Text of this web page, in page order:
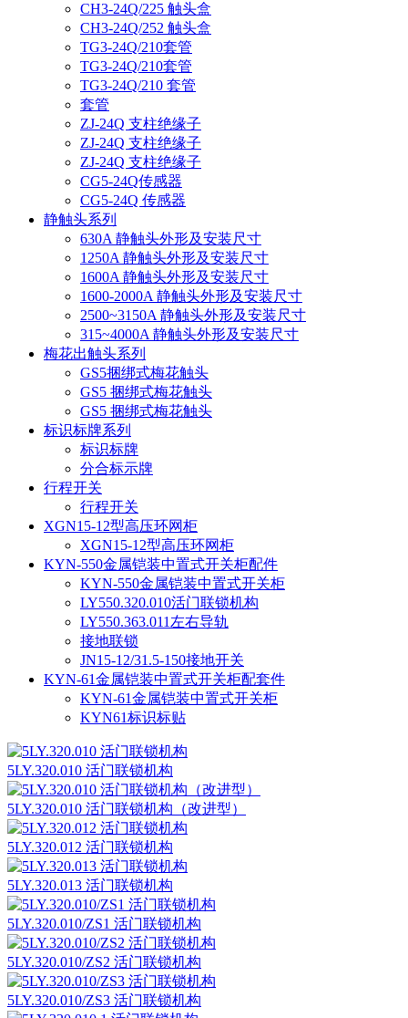
CH3-24Q/225 触头盒
CH3-24Q/252 触头盒
TG3-24Q/210套管
TG3-24Q/210套管
TG3-24Q/210 套管
套管
ZJ-24Q 支柱绝缘子
ZJ-24Q 支柱绝缘子
ZJ-24Q 支柱绝缘子
CG5-24Q传感器
CG5-24Q 传感器
静触头系列
630A 静触头外形及安装尺寸
1250A 静触头外形及安装尺寸
1600A 静触头外形及安装尺寸
1600-2000A 静触头外形及安装尺寸
2500~3150A 静触头外形及安装尺寸
315~4000A 静触头外形及安装尺寸
梅花出触头系列
GS5捆绑式梅花触头
GS5 捆绑式梅花触头
GS5 捆绑式梅花触头
标识标牌系列
标识标牌
分合标示牌
行程开关
行程开关
XGN15-12型高压环网柜
XGN15-12型高压环网柜
KYN-550金属铠装中置式开关柜配件
KYN-550金属铠装中置式开关柜
LY550.320.010活门联锁机构
LY550.363.011左右导轨
接地联锁
JN15-12/31.5-150接地开关
KYN-61金属铠装中置式开关柜配套件
KYN-61金属铠装中置式开关柜
KYN61标识标贴
5LY.320.010 活门联锁机构
5LY.320.010 活门联锁机构（改进型）
5LY.320.012 活门联锁机构
5LY.320.013 活门联锁机构
5LY.320.010/ZS1 活门联锁机构
5LY.320.010/ZS2 活门联锁机构
5LY.320.010/ZS3 活门联锁机构